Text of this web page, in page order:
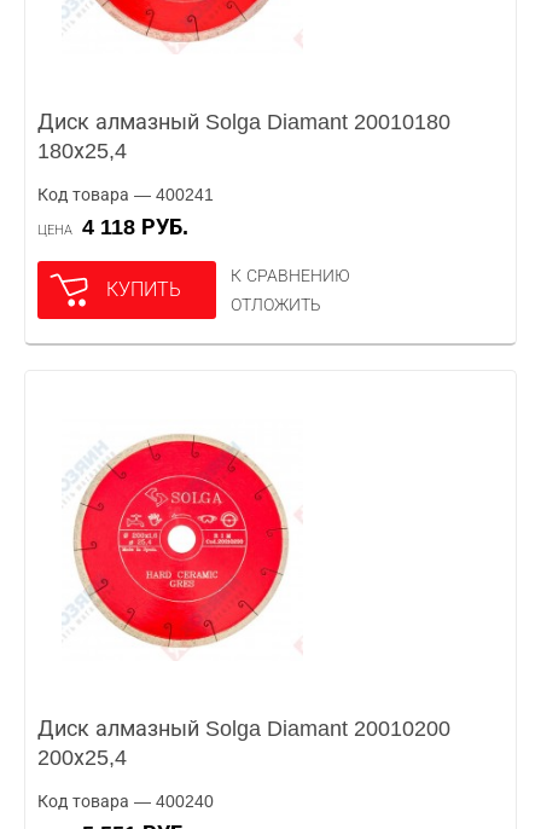
Диск алмазный Solga Diamant 20010180
180х25,4
Код товара — 400241
ЦЕНА 4 118 РУБ.
КУПИТЬ
К СРАВНЕНИЮ
ОТЛОЖИТЬ
Диск алмазный Solga Diamant 20010200
200х25,4
Код товара — 400240